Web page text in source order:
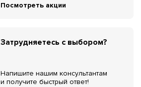
Посмотреть акции
Затрудняетесь с выбором?
Напишите нашим консультантам
и получите быстрый ответ!